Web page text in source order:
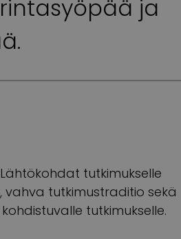
ja
tutkimukselle
vahva tutkimustraditio sekä
tutkimukselle.